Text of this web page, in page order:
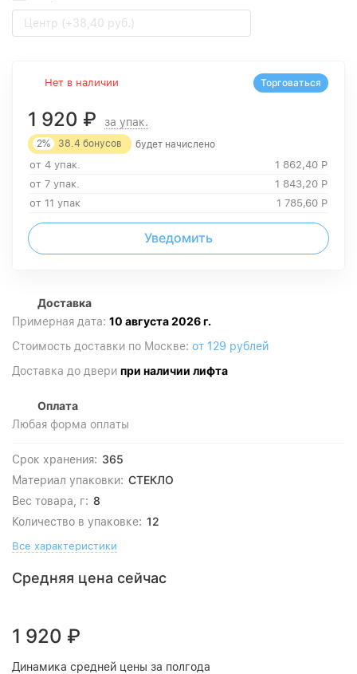
Центр (+38,40 руб.)
Нет в наличии
1 920 ₽ за упак.
2% 38.4 бонусов будет начислено
от 4 упак. 1 862,40 Р
от 7 упак.
1 843,20 Р
от 11 упак
1 785,60 Р
Уведомить
Торговаться
Доставка
Примерная дата: 10 августа 2026 г.
Стоимость доставки по Москве: от 129 рублей
Доставка до двери при наличии лифта
Оплата
Любая форма оплаты
Срок хранения: 365
Материал упаковки: СТЕКЛО
Вес товара, г: 8
Количество в упаковке: 12
Все характеристики
Средняя цена сейчас
1 920 ₽
Динамика средней цены за полгода